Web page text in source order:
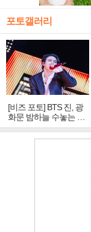
포토갤러리
[비즈 포토] BTS 진, 광
화문 밤하늘 수놓는 '비
주얼 킹'의 열창